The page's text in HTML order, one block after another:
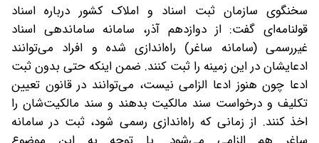
سخنگوی سازمان ثبت اسناد و املاک کشور درباره اسناد
قولنامه‌ای گفت: از دوازدهم آذر، سامانه ساماندهی اسناد
غیررسمی (سامانه ساغر) راه‌اندازی شده و افراد می‌توانند
ادعایشان در این زمینه را ثبت کنند. ضمن اینکه حتی بدون ثبت
ادعا چون هنوز ادعا الزامی نیست، می‌توانند در قانون تعیین
تکلیف و درخواست سند مالکیت بدهند و سند مالکیت‌شان را
اخذ کنند. از زمانی که راه‌اندازی رسمی شود، ثبت در سامانه